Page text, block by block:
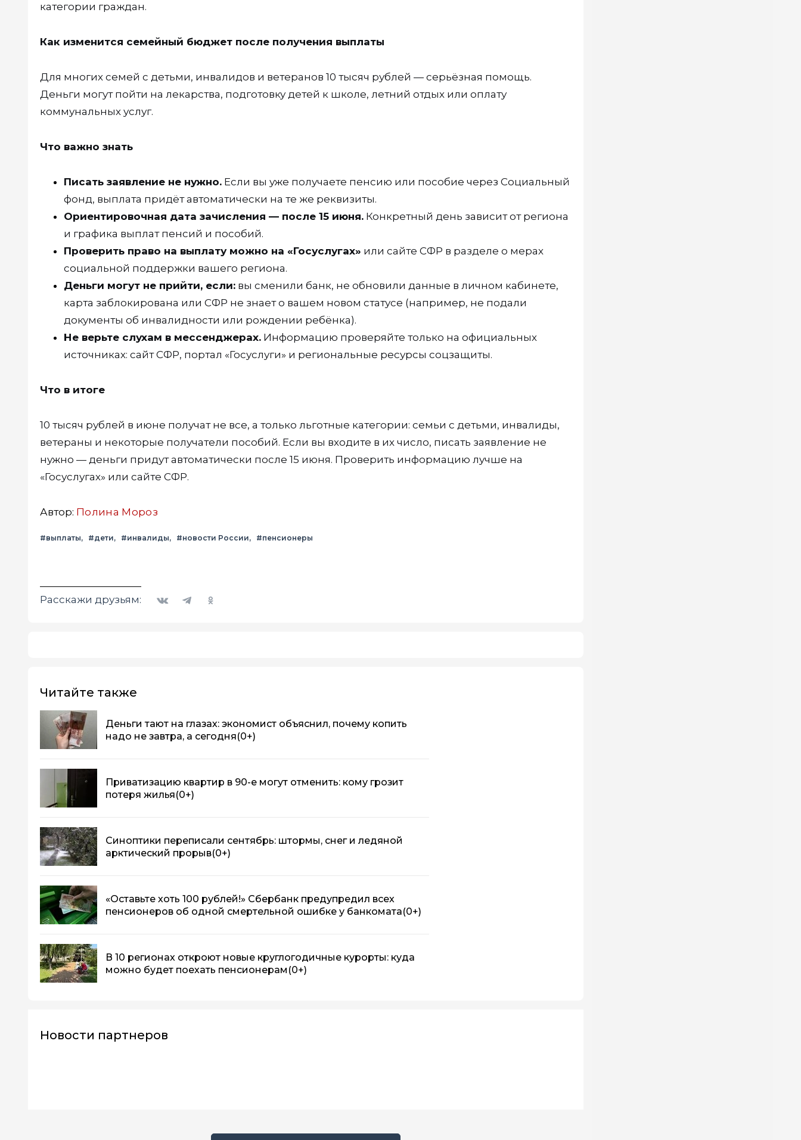
категории граждан.
Как изменится семейный бюджет после получения выплаты
Для многих семей с детьми, инвалидов и ветеранов 10 тысяч рублей — серьёзная помощь.
Деньги могут пойти на лекарства, подготовку детей к школе, летний отдых или оплату
коммунальных услуг.
Что важно знать
Писать заявление не нужно. Если вы уже получаете пенсию или пособие через Социальный
фонд, выплата придёт автоматически на те же реквизиты.
Ориентировочная дата зачисления — после 15 июня. Конкретный день зависит от региона
и графика выплат пенсий и пособий.
Проверить право на выплату можно на «Госуслугах» или сайте СФР в разделе о мерах
социальной поддержки вашего региона.
Деньги могут не прийти, если: вы сменили банк, не обновили данные в личном кабинете,
карта заблокирована или СФР не знает о вашем новом статусе (например, не подали
документы об инвалидности или рождении ребёнка).
Не верьте слухам в мессенджерах. Информацию проверяйте только на официальных
источниках: сайт СФР, портал «Госуслуги» и региональные ресурсы соцзащиты.
Что в итоге
10 тысяч рублей в июне получат не все, а только льготные категории: семьи с детьми, инвалиды,
ветераны и некоторые получатели пособий. Если вы входите в их число, писать заявление не
нужно — деньги придут автоматически после 15 июня. Проверить информацию лучше на
«Госуслугах» или сайте СФР.
Автор: Полина Мороз
#выплаты #дети #инвалиды #новости России #пенсионеры
Расскажи друзьям:
Читайте также
Деньги тают на глазах: экономист объяснил, почему копить
надо не завтра, а сегодня(0+)
Приватизацию квартир в 90-е могут отменить: кому грозит
потеря жилья(0+)
Синоптики переписали сентябрь: штормы, снег и ледяной
арктический прорыв(0+)
«Оставьте хоть 100 рублей!» Сбербанк предупредил всех
пенсионеров об одной смертельной ошибке у банкомата(0+)
В 10 регионах откроют новые круглогодичные курорты: куда
можно будет поехать пенсионерам (0+)
Новости партнеров